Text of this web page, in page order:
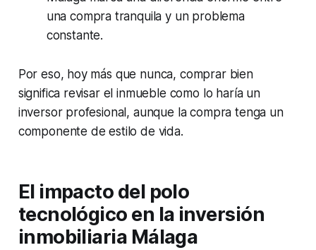
una compra tranquila y un problema
constante.
Por eso, hoy más que nunca, comprar bien
significa revisar el inmueble como lo haría un
inversor profesional, aunque la compra tenga un
componente de estilo de vida.
El impacto del polo
tecnológico en la inversión
inmobiliaria Málaga